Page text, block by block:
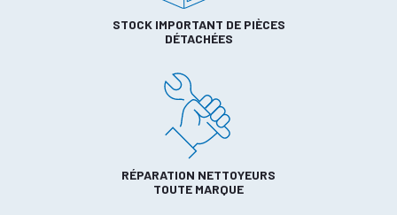
STOCK IMPORTANT DE PIÈCES
DÉTACHÉES
RÉPARATION NETTOYEURS
TOUTE MARQUE